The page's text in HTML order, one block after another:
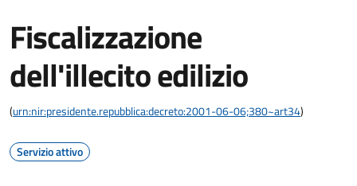
Fiscalizzazione
dell'illecito edilizio
(urn:nir:presidente.repubblica:decreto:2001-06-06;380~art34)
Servizio attivo